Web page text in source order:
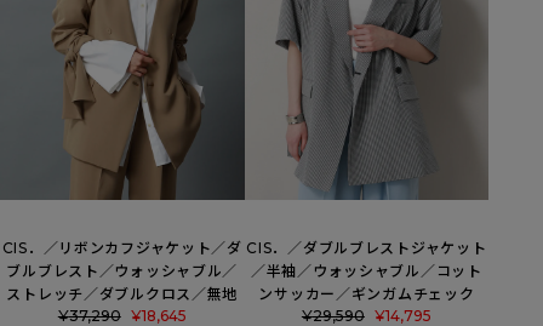
CIS．／リボンカフジャケット／ダ
ブルブレスト／ウォッシャブル／
ストレッチ／ダブルクロス／無地
¥37,290 ¥18,645
CIS．／ダブルブレストジャケット
／半袖／ウォッシャブル／コット
ンサッカー／ギンガムチェック
¥29,590 ¥14,795